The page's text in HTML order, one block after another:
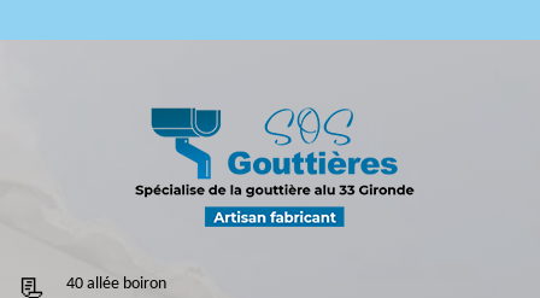
40 allée boiron